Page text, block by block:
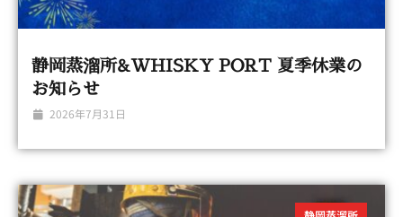
静岡蒸溜所&WHISKY PORT 夏季休業の
お知らせ
2026年7月31日